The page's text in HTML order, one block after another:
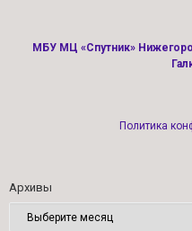
МБУ МЦ «Спутник»
Политика
Архивы